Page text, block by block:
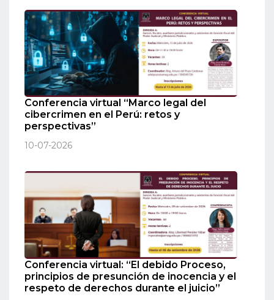
Conferencia virtual “Marco legal del
cibercrimen en el Perú: retos y
perspectivas”
10-07-2026
Conferencia virtual: “El debido Proceso,
principios de presunción de inocencia y el
respeto de derechos durante el juicio”